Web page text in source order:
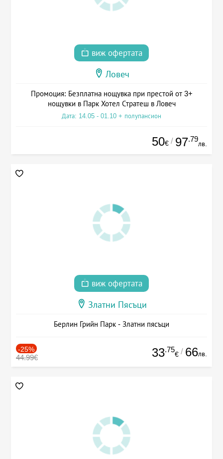
виж офертата
Ловеч
Промоция: Безплатна нощувка при престой от 3+
нощувки в Парк Хотел Стратеш в Ловеч
Дата: 14.05 - 01.10 + полупансион
50€ / 97.79
лв.
виж офертата
Златни Пясъци
Берлин Грийн Парк - Златни пясъци
-25%
44.99€ 33.75
€ / 66лв.